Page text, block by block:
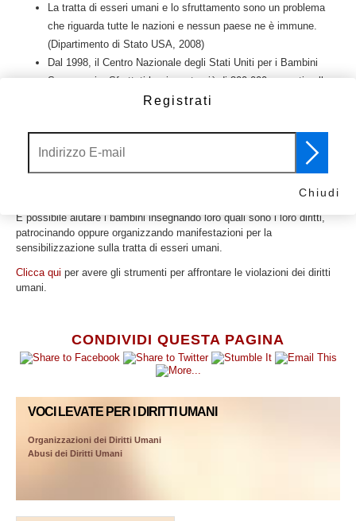
CONDIVIDI QUESTA PAGINA
VOCI LEVATE PER I DIRITTI UMANI
Organizzazioni dei Diritti Umani
Abusi dei Diritti Umani
La tratta di esseri umani e lo sfruttamento sono un problema
che riguarda tutte le nazioni e nessun paese ne è immune.
(Dipartimento di Stato USA, 2008)
Dal 1998, il Centro Nazionale degli Stati Uniti per i Bambini
Scomparsi e Sfruttati ha ricevuto più di 300.000 rapporti sullo
sfruttamento sessuale, compresa la pornografia infantile, le
line dei minori, il turismo sessuale, il materiale osceno inviato
ai bambini e i rapporti sulla pornografia infantile collegata agli
Internet Service Provider scritti da assistenti sociali e persone
È possibile aiutare i bambini insegnando loro quali sono i loro diritti,
patrocinando oppure organizzando manifestazioni per la
sensibilizzazione sulla tratta di esseri umani.
Clicca qui per avere gli strumenti per affrontare le violazioni dei diritti
umani.
Registrati
Chiudi